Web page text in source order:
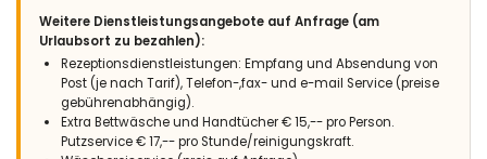
Weitere Dienstleistungsangebote auf Anfrage (am
Urlaubsort zu bezahlen):
Rezeptionsdienstleistungen: Empfang und Absendung von
Post (je nach Tarif), Telefon-,fax- und e-mail Service (preise
gebührenabhängig).
Extra Bettwäsche und Handtücher € 15,-- pro Person.
Putzservice € 17,-- pro Stunde/reinigungskraft.